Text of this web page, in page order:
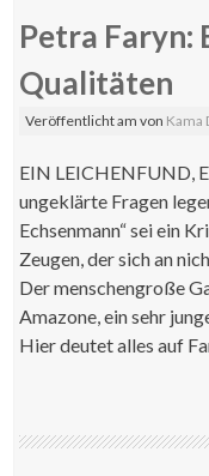
Petra Faryn:
Qualitäten
Veröffentlicht amvon Kama
EIN LEICHENFUND,
ungeklärte Fragen
Echsenmann“ sei ein
Zeugen, der sich an
Der menschengroße
Amazone, ein sehr
Hier deutet alles auf